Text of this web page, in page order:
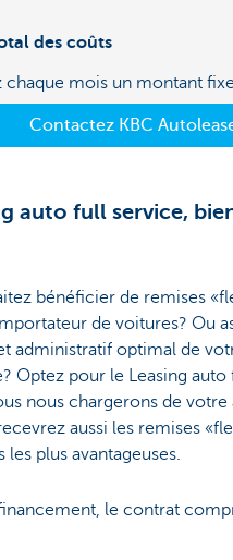
des coûts
chaque mois un montant
Contactez KBC
auto full service,
bénéficier de remises
de voitures? Ou
administratif optimal de
Optez pour le Leasing auto
nous chargerons de
aussi les remises
plus avantageuses.
le contrat